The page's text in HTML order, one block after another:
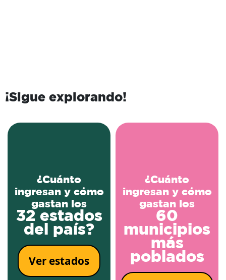
¡Sigue explorando!
¿Cuánto
ingresan y cómo
gastan los
32 estados
del país?
Ver estados
¿Cuánto
ingresan y cómo
gastan los
60
municipios
más
poblados